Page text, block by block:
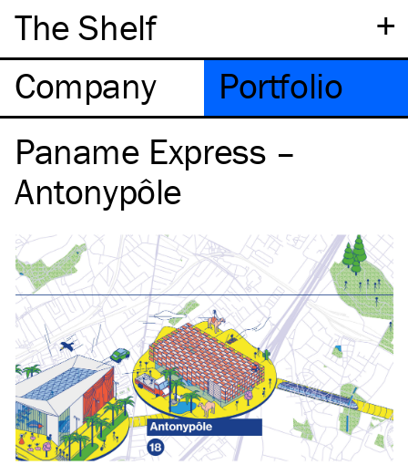
+
The Shelf
Company
Portfolio
Paname Express –
Antonypôle